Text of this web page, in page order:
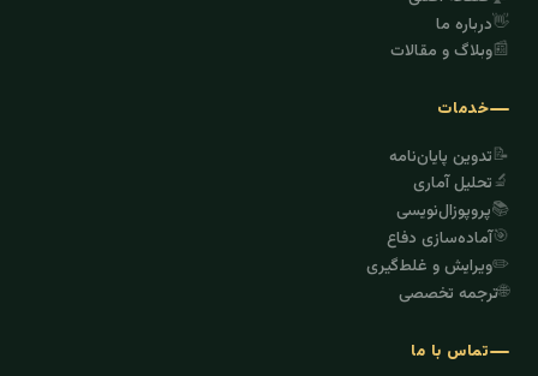
👋درباره ما
📰وبلاگ و مقالات
خدمات
📝تدوین پایان‌نامه
🔬تحلیل آماری
📚پروپوزال‌نویسی
🎯آماده‌سازی دفاع
✏️ویرایش و غلط‌گیری
🌐ترجمه تخصصی
تماس با ما